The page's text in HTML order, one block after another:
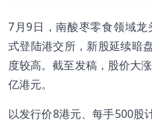
7月9日，南酸枣零食领域龙
式登陆港交所，新股延续暗
度较高。截至发稿，股价大
亿港元。
以发行价8港元、每手500股